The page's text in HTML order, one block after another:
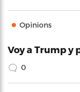
Opinions
Voy a Trump y
0